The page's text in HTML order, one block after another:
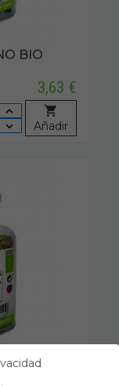
BIO
3,63 €
Añadir
BIO